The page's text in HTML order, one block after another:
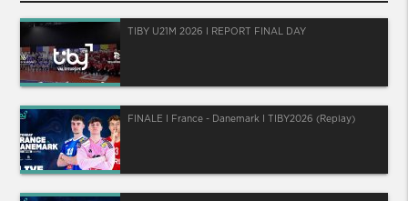
TIBY U21M 2026 I REPORT FINAL DAY
FINALE I France - Danemark I TIBY2026 (Replay)